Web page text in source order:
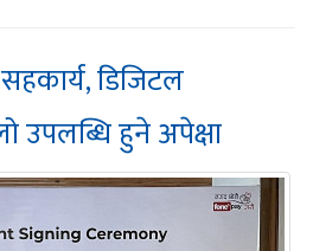
डिजिटल
उपलब्धि हुने अपेक्षा